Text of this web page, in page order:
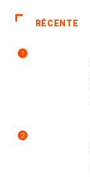
RÉCENTE
1
2